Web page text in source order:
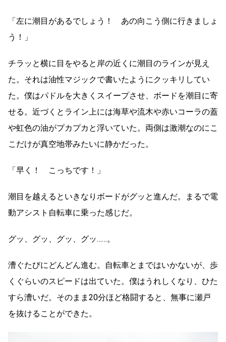
「左に潮目があるでしょう！ あの向こう側に行きましょ
う！」
チラッと横に目をやると岸の近くに潮目のラインが見え
た。それは油性マジックで書いたようにクッキリしてい
た。僕はパドルを大きくスイープさせ、ボードを潮目に寄
せる。近づくとライン上には海草や流木や赤いコーラの蓋
や虹色の油がプカプカと浮いていた。両側は激潮なのにこ
こだけが真空地帯みたいに静かだった。
「早く！ こっちです！」
潮目を越えるといきなりボードがグッと進んだ。まるで電
動アシスト自転車に乗った感じだ。
グッ、グッ、グッ、グッ……。
漕ぐたびにどんどん進む。自転車とまではいかないが、歩
くぐらいのスピードは出ていた。僕はうれしくなり、ひた
すら漕いだ。そのまま20分ほど格闘すると、無事に瀬戸
を抜けることができた。